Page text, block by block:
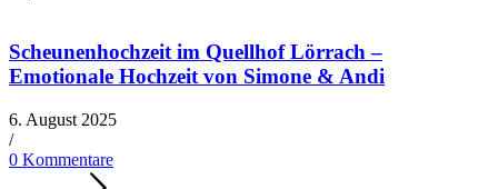
Scheunenhochzeit im Quellhof Lörrach –
Emotionale Hochzeit von Simone & Andi
6. August 2025
/
0 Kommentare